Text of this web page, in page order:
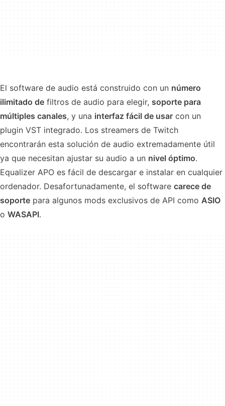
El software de audio está construido con un número
ilimitado de filtros de audio para elegir, soporte para
múltiples canales, y una interfaz fácil de usar con un
plugin VST integrado. Los streamers de Twitch
encontrarán esta solución de audio extremadamente útil
ya que necesitan ajustar su audio a un nivel óptimo.
Equalizer APO es fácil de descargar e instalar en cualquier
ordenador. Desafortunadamente, el software carece de
soporte para algunos mods exclusivos de API como ASIO
o WASAPI.